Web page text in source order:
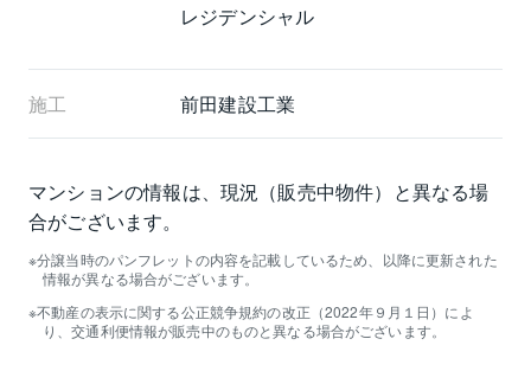
レジデンシャル
施工 前田建設工業
マンションの情報は、現況（販売中物件）と異なる場
合がございます。
分譲当時のパンフレットの内容を記載しているため、以降に更新された
情報が異なる場合がございます。
不動産の表示に関する公正競争規約の改正（2022年９月１日）によ
り、交通利便情報が販売中のものと異なる場合がございます。